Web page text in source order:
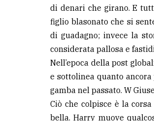
di denari che girano. E
figlio blasonato che si
di guadagno; invece la
considerata pallosa e
Nell’epoca della post
e sottolinea quanto
gamba nel passato. W
Ciò che colpisce è la
bella. Harry muove